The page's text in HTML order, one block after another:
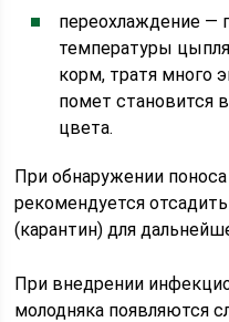
переохлаждение —
температуры
корм, тратя много
помет становится
цвета.
При обнаружении
рекомендуется
(карантин) для
При внедрении
молодняка появляются